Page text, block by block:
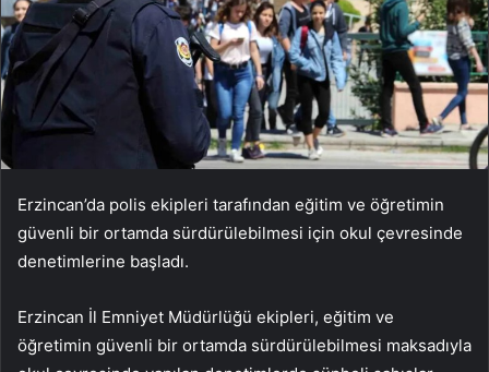
Erzincan’da polis ekipleri tarafından eğitim ve öğretimin
güvenli bir ortamda sürdürülebilmesi için okul çevresinde
denetimlerine başladı.
Erzincan İl Emniyet Müdürlüğü ekipleri, eğitim ve
öğretimin güvenli bir ortamda sürdürülebilmesi maksadıyla